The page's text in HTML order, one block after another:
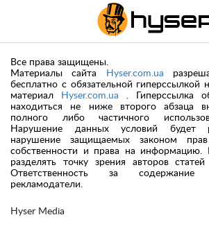
Hyser Media
Все права защищены.
Материалы сайта
Hyser.com.ua
бесплатно с обязательной гиперссылкой
материал
Hyser.com.ua . Гиперссылка
находиться не ниже второго абзаца
полного либо частичного
Нарушение данных условий будет
нарушение защищаемых законом прав
собственности и права на информацию.
разделять точку зрения авторов
Ответственность за
рекламодатели.